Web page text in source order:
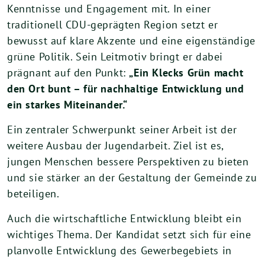
Kenntnisse und Engagement mit. In einer
traditionell CDU-geprägten Region setzt er
bewusst auf klare Akzente und eine eigenständige
grüne Politik. Sein Leitmotiv bringt er dabei
prägnant auf den Punkt:„Ein Klecks Grün macht
den Ort bunt – für nachhaltige Entwicklung und
ein starkes Miteinander.“
Ein zentraler Schwerpunkt seiner Arbeit ist der
weitere Ausbau der Jugendarbeit. Ziel ist es,
jungen Menschen bessere Perspektiven zu bieten
und sie stärker an der Gestaltung der Gemeinde zu
beteiligen.
Auch die wirtschaftliche Entwicklung bleibt ein
wichtiges Thema. Der Kandidat setzt sich für eine
planvolle Entwicklung des Gewerbegebiets in